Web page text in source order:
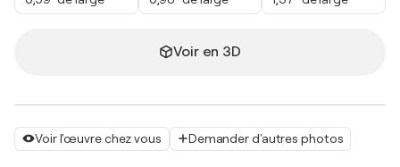
Voir l'œuvre chez vous Demander d'autres photos
Voir en 3D